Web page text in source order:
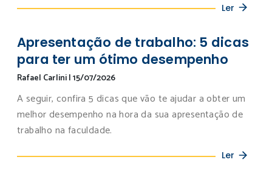
Ler
Apresentação de trabalho: 5 dicas
para ter um ótimo desempenho
Rafael Carlini|15/07/2026
A seguir, confira 5 dicas que vão te ajudar a obter um
melhor desempenho na hora da sua apresentação de
trabalho na faculdade.
Ler